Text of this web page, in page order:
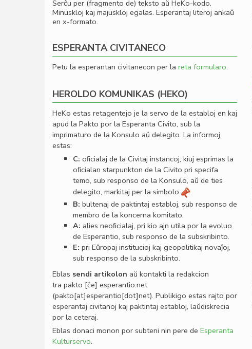
Serĉu per (fragmento de) teksto aŭ HeKo-kodo.
Minuskloj kaj majuskloj egalas. Esperantaj literoj ankaŭ
en x-formato.
ESPERANTA CIVITANECO
Petu la esperantan civitanecon per la reta formularo.
HEROLDO KOMUNIKAS (HEKO)
HeKo estas retagentejo je la servo de la establoj en kaj
apud la Pakto por la Esperanta Civito, sub la
imprimaturo de la Konsulo aŭ delegito. La informoj
estas:
C: oﬁcialaj de la Civitaj instancoj, kiuj esprimas la
oﬁcialan starpunkton de la Civito pri specifa
temo, sub responso de la Konsulo, aŭ de ties
delegito, markitaj per la simbolo
.
B: bultenaj de paktintaj establoj, sub responso de
membro de la koncerna komitato.
A: alies neoﬁcialaj, pri kio ajn utila por la evoluo
de Esperantio, sub responso de la subskribinto.
E: pri Eŭropaj institucioj kaj geopolitikaj novaĵoj,
sub responso de la subskribinto.
Eblas sendi artikolon aŭ kontakti la redakcion
tra pakto [ĉe] esperantio.net
(pakto[at]esperantio[dot]net). Publikigo estas rajto por
esperantaj civitanoj kaj paktintaj establoj, laŭdiskrecia
por la ceteraj.
Eblas donaci monon por subteni nin pere de Esperanta
Kulturservo.